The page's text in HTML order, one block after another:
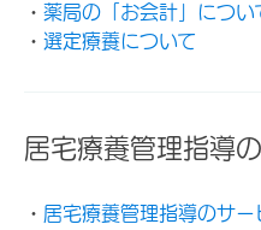
・ 薬局の「お会計」につい
・ 選定療養について
居宅療養管理指導
・ 居宅療養管理指導のサ